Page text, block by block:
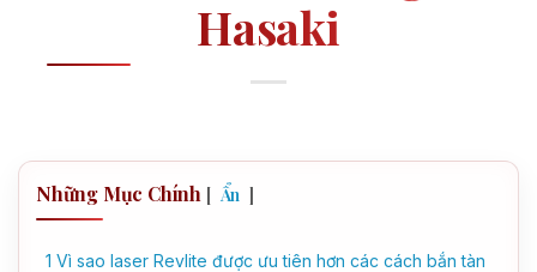
Hasaki
Những Mục Chính [ Ẩn ]
1 Vì sao laser Revlite được ưu tiên hơn các cách bắn tàn